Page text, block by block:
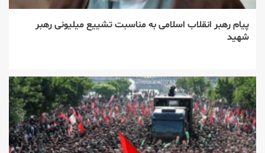
پیام رهبر انقلاب اسلامی به مناسبت تشییع میلیونی رهبر
شهید